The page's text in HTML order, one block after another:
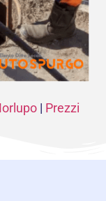
| Prezzi